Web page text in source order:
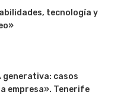
tecnología y
generativa: casos
empresa». Tenerife